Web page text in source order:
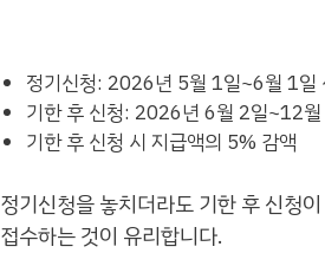
정기신청: 2026년 5월 1일~6월 1일
기한 후 신청: 2026년 6월 2일~12
기한 후 신청 시 지급액의 5% 감액
정기신청을 놓치더라도 기한 후 신청
접수하는 것이 유리합니다.